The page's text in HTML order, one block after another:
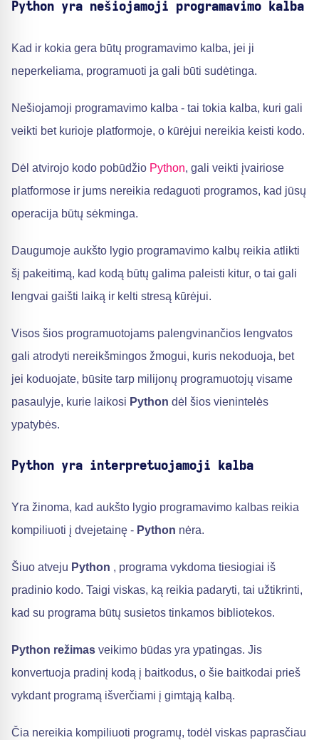
Python yra nešiojamoji programavimo kalba
Kad ir kokia gera būtų programavimo kalba, jei ji
neperkeliama, programuoti ja gali būti sudėtinga.
Nešiojamoji programavimo kalba - tai tokia kalba, kuri gali
veikti bet kurioje platformoje, o kūrėjui nereikia keisti kodo.
Dėl atvirojo kodo pobūdžio Python, gali veikti įvairiose
platformose ir jums nereikia redaguoti programos, kad jūsų
operacija būtų sėkminga.
Daugumoje aukšto lygio programavimo kalbų reikia atlikti
šį pakeitimą, kad kodą būtų galima paleisti kitur, o tai gali
lengvai gaišti laiką ir kelti stresą kūrėjui.
Visos šios programuotojams palengvinančios lengvatos
gali atrodyti nereikšmingos žmogui, kuris nekoduoja, bet
jei koduojate, būsite tarp milijonų programuotojų visame
pasaulyje, kurie laikosi Python dėl šios vienintelės
ypatybės.
Python yra interpretuojamoji kalba
Yra žinoma, kad aukšto lygio programavimo kalbas reikia
kompiliuoti į dvejetainę - Python nėra.
Šiuo atveju Python , programa vykdoma tiesiogiai iš
pradinio kodo. Taigi viskas, ką reikia padaryti, tai užtikrinti,
kad su programa būtų susietos tinkamos bibliotekos.
Python režimas veikimo būdas yra ypatingas. Jis
konvertuoja pradinį kodą į baitkodus, o šie baitkodai prieš
vykdant programą išverčiami į gimtąją kalbą.
Čia nereikia kompiliuoti programų, todėl viskas paprasčiau